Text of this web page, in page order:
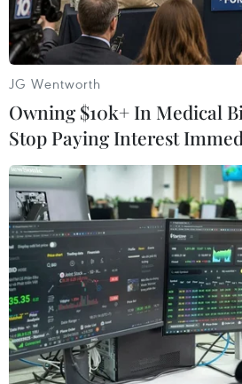
Theo dõi VietnamPlus
TIN LIÊN QUAN
JG Wentworth
Owning $10k+ In Medical
Stop Paying Interest